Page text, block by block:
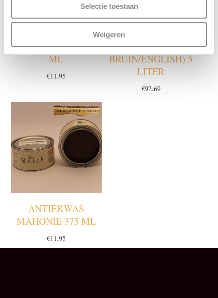
Selectie toestaan
Weigeren
LICHTBRUIN 375
ML
€11.95
ANTIEKKLEURWAS
NO 7 (OUD SPAANS
BRUIN/ENGLISH) 5
LITER
€92.69
ANTIEKWAS
MAHONIE 375 ML
€11.95